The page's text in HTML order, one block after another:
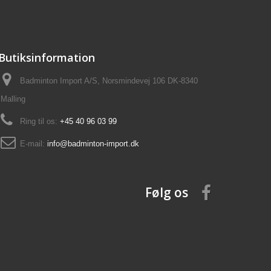
Butiksinformation
Badminton Import A/S, Norsmindevej 106 DK-8340
Malling
Ring til os: +45 40 96 03 99
E-mail: info@badminton-import.dk
Følg os